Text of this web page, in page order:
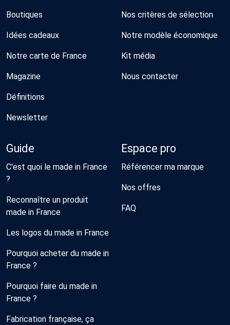
Boutiques
Idées cadeaux
Notre carte de France
Magazine
Définitions
Newsletter
Nos critères de sélection
Notre modèle économique
Kit média
Nous contacter
Guide
C'est quoi le made in France
?
Reconnaître un produit
made in France
Les logos du made in France
Pourquoi acheter du made in
France ?
Pourquoi faire du made in
France ?
Fabrication française, ça
Espace pro
Référencer ma marque
Nos offres
FAQ